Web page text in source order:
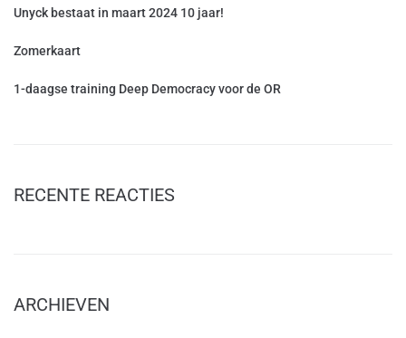
Unyck bestaat in maart 2024 10 jaar!
Zomerkaart
1-daagse training Deep Democracy voor de OR
RECENTE REACTIES
ARCHIEVEN